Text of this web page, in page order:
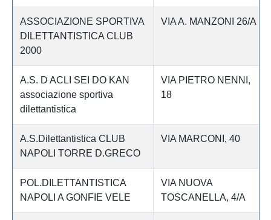
ASSOCIAZIONE SPORTIVA
DILETTANTISTICA CLUB
2000
VIA A. MANZONI 26/A
A.S. D ACLI SEI DO KAN
associazione sportiva
dilettantistica
VIA PIETRO NENNI,
18
A.S.Dilettantistica CLUB
NAPOLI TORRE D.GRECO
VIA MARCONI, 40
POL.DILETTANTISTICA
NAPOLI A GONFIE VELE
VIA NUOVA
TOSCANELLA, 4/A